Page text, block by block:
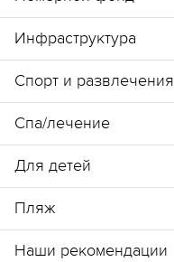
Инфраструктура
Спорт и развлечения
Спа/лечение
Для детей
Пляж
Наши рекомендации